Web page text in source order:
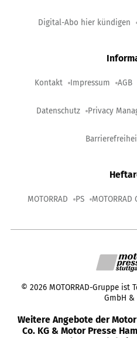
Digital-Abo hier kündigen
Kontakt Impressum AGB
Datenschutz Privacy
MOTORRAD PS MOTORRAD
© 2026 MOTORRAD-Gruppe ist
GmbH &
Weitere Angebote der
Co. KG & Motor Presse